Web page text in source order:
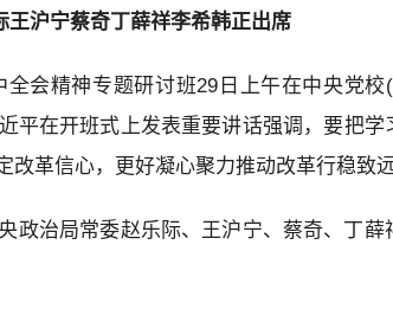
沪宁蔡奇丁薛祥李希韩正出席
会精神专题研讨班29日上午在中央党
平在开班式上发表重要讲话强调，要把学
革信心，更好凝心聚力推动改革行稳致远
政治局常委赵乐际、王沪宁、蔡奇、丁薛